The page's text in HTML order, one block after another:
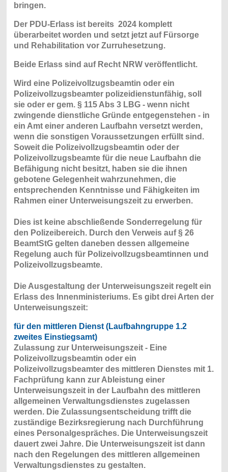
bringen.
Der PDU-Erlass ist bereits 2024 komplett
überarbeitet worden und setzt jetzt auf Fürsorge
und Rehabilitation vor Zurruhesetzung.
Beide Erlass sind auf Recht NRW veröffentlicht.
Wird eine Polizeivollzugsbeamtin oder ein
Polizeivollzugsbeamter polizeidienstunfähig, soll
sie oder er gem. § 115 Abs 3 LBG - wenn nicht
zwingende dienstliche Gründe entgegenstehen - in
ein Amt einer anderen Laufbahn versetzt werden,
wenn die sonstigen Voraussetzungen erfüllt sind.
Soweit die Polizeivollzugsbeamtin oder der
Polizeivollzugsbeamte für die neue Laufbahn die
Befähigung nicht besitzt, haben sie die ihnen
gebotene Gelegenheit wahrzunehmen, die
entsprechenden Kenntnisse und Fähigkeiten im
Rahmen einer Unterweisungszeit zu erwerben.
Dies ist keine abschließende Sonderregelung für
den Polizeibereich. Durch den Verweis auf § 26
BeamtStG gelten daneben dessen allgemeine
Regelung auch für Polizeivollzugsbeamtinnen und
Polizeivollzugsbeamte.
Die Ausgestaltung der Unterweisungszeit regelt ein
Erlass des Innenministeriums. Es gibt drei Arten der
Unterweisungszeit:
für den mittleren Dienst(Laufbahngruppe 1.2
zweites Einstiegsamt)
Zulassung zur Unterweisungszeit - Eine
Polizeivollzugsbeamtin oder ein
Polizeivollzugsbeamter des mittleren Dienstes mit 1.
Fachprüfung kann zur Ableistung einer
Unterweisungszeit in der Laufbahn des mittleren
allgemeinen Verwaltungsdienstes zugelassen
werden. Die Zulassungsentscheidung trifft die
zuständige Bezirksregierung nach Durchführung
eines Personalgespräches. Die Unterweisungszeit
dauert zwei Jahre. Die Unterweisungszeit ist dann
nach den Regelungen des mittleren allgemeinen
Verwaltungsdienstes zu gestalten.